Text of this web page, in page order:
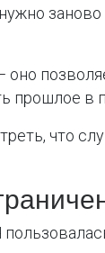
оно
прошлое
что